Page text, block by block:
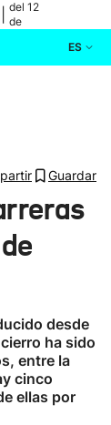
del 12
de
ES
Guardar
desde
ha sido
entre la
cinco
ellas por